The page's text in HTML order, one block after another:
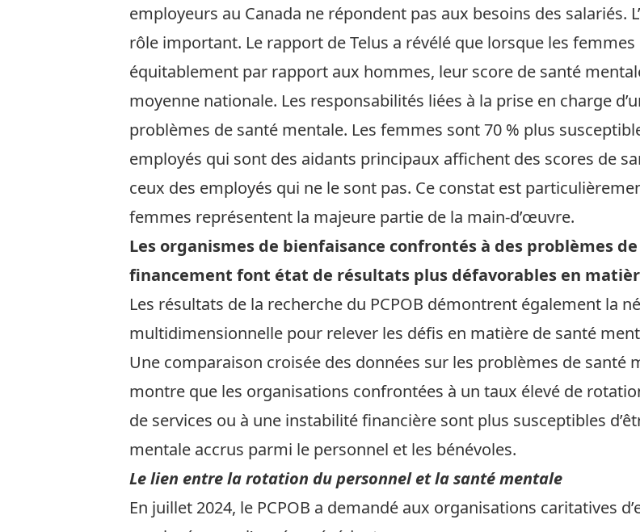
employeurs au Canada ne répondent pas aux besoins des salariés.
rôle important. Le rapport de Telus a révélé que lorsque les
équitablement par rapport aux hommes, leur score de santé
moyenne nationale. Les responsabilités liées à la prise en charge
problèmes de santé mentale. Les femmes sont 70 % plus
employés qui sont des aidants principaux affichent des scores de
ceux des employés qui ne le sont pas. Ce constat est
femmes représentent la majeure partie de la main-d’œuvre.
Les organismes de bienfaisance confrontés à des problèmes
financement font état de résultats plus défavorables en
Les résultats de la recherche du PCPOB démontrent également la
multidimensionnelle pour relever les défis en matière de santé
Une comparaison croisée des données sur les problèmes de santé
montre que les organisations confrontées à un taux élevé de
de services ou à une instabilité financière sont plus susceptibles
mentale accrus parmi le personnel et les bénévoles.
Le lien entre la rotation du personnel et la santé mentale
En juillet 2024, le PCPOB a demandé aux organisations caritatives